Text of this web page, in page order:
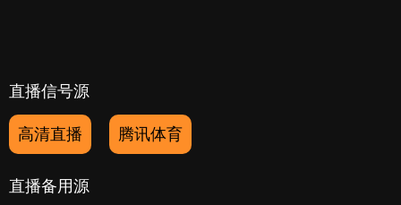
直播信号源
高清直播 腾讯体育
直播备用源